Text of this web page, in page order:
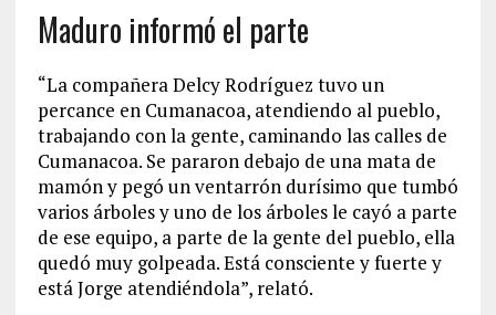
Maduro informó el parte
“La compañera Delcy Rodríguez tuvo un
percance en Cumanacoa, atendiendo al pueblo,
trabajando con la gente, caminando las calles de
Cumanacoa. Se pararon debajo de una mata de
mamón y pegó un ventarrón durísimo que tumbó
varios árboles y uno de los árboles le cayó a parte
de ese equipo, a parte de la gente del pueblo, ella
quedó muy golpeada. Está consciente y fuerte y
está Jorge atendiéndola”, relató.